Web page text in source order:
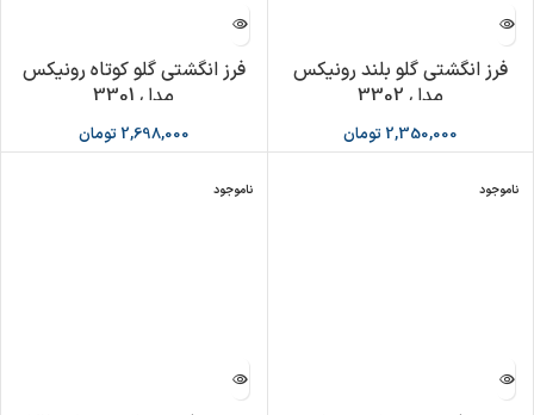
فرز انگشتی گلو بلند رونیکس
مدل 3302
2,350,000 تومان
فرز انگشتی گلو کوتاه رونیکس
مدل 3301
2,698,000 تومان
ناموجود ناموجود